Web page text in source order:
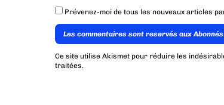
Prévenez-moi de tous les nouveaux articles
Les commentaires sont reservés aux
Ce site utilise Akismet pour réduire les
traitées.